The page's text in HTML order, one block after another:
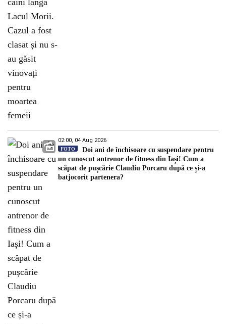
02:00, 04 Aug 2026
FOTO
Doi ani de închisoare cu suspendare pentru
un cunoscut antrenor de fitness din Iași! Cum a
scăpat de pușcărie Claudiu Porcaru după ce și-a
batjocorit partenera?